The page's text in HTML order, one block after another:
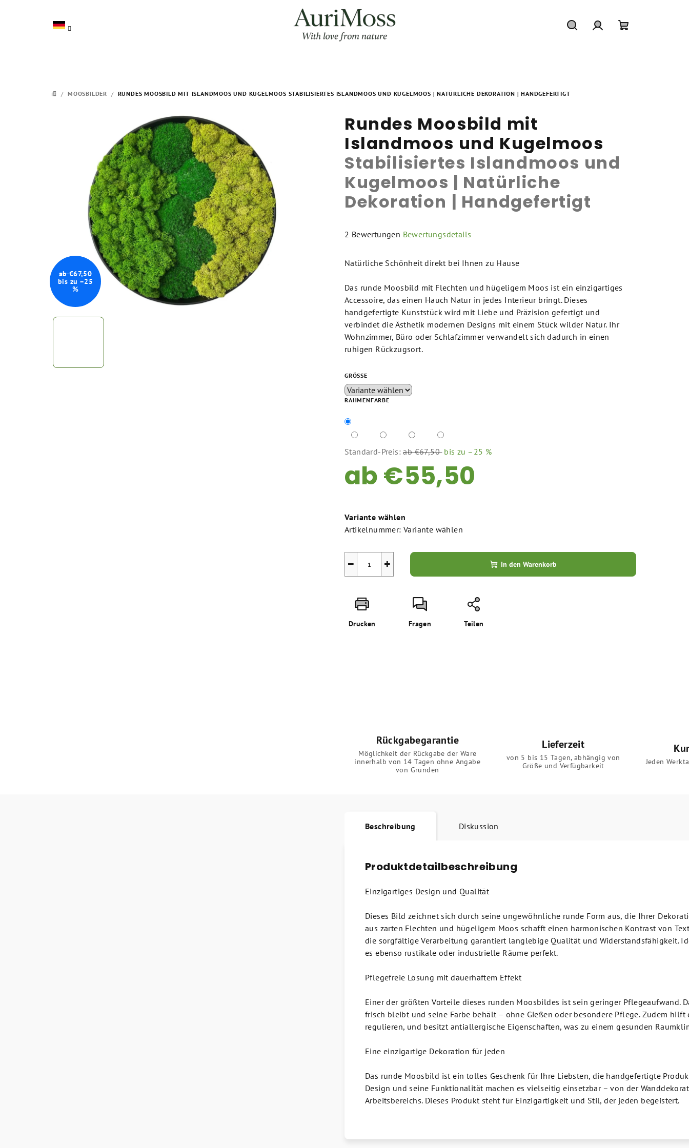
STARTSEITE
/ MOOSBILDER / RUNDES MOOSBILD MIT ISLANDMOOS UND KUGELMOOS STABILISIERTES ISLANDMOOS UND KUGELMOOS | NATÜRLICHE DEKORATION | HANDGEFERTIGT
Rundes Moosbild mit
Islandmoos und Kugelmoos
Stabilisiertes Islandmoos und
Kugelmoos | Natürliche
Dekoration | Handgefertigt
Die
Produktbewertung
5,0
von
5
Sternen.
2 Bewertungen Bewertungsdetails
Natürliche Schönheit direkt bei Ihnen zu Hause
Das runde Moosbild mit Flechten und hügeligem Moos ist ein einzigartiges
Accessoire, das einen Hauch Natur in jedes Interieur bringt. Dieses
handgefertigte Kunststück wird mit Liebe und Präzision gefertigt und
verbindet die Ästhetik modernen Designs mit einem Stück wilder Natur. Ihr
Wohnzimmer, Büro oder Schlafzimmer verwandelt sich dadurch in einen
ruhigen Rückzugsort.
GRÖSSE
RAHMENFARBE
Standard-Preis: ab €67,50 bis zu –25 %
ab€55,50
Variante wählen
Artikelnummer: Variante wählen
+
− In den Warenkorb
Drucken Fragen Teilen
ab €67,50
bis zu –25
%
Rückgabegarantie
Möglichkeit der Rückgabe der Ware
innerhalb von 14 Tagen ohne Angabe
von Gründen
Lieferzeit
von 5 bis 15 Tagen, abhängig von
Größe und Verfügbarkeit
Jeden
Beschreibung Diskussion
Produktdetailbeschreibung
Einzigartiges Design und Qualität
Dieses Bild zeichnet sich durch seine ungewöhnliche runde Form aus, die Ihrer
aus zarten Flechten und hügeligem Moos schafft einen harmonischen Kontrast von
die sorgfältige Verarbeitung garantiert langlebige Qualität und Widerstandsfähigkeit.
es ebenso rustikale oder industrielle Räume perfekt.
Pflegefreie Lösung mit dauerhaftem Effekt
Einer der größten Vorteile dieses runden Moosbildes ist sein geringer Pflegeaufwand.
frisch bleibt und seine Farbe behält – ohne Gießen oder besondere Pflege. Zudem
regulieren, und besitzt antiallergische Eigenschaften, was zu einem gesunden
Eine einzigartige Dekoration für jeden
Das runde Moosbild ist ein tolles Geschenk für Ihre Liebsten, die handgefertigte
Design und seine Funktionalität machen es vielseitig einsetzbar – von der
Arbeitsbereichs. Dieses Produkt steht für Einzigartigkeit und Stil, der jeden begeistert.